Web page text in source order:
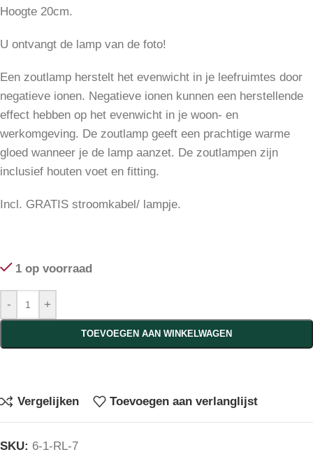
Hoogte 20cm.
U ontvangt de lamp van de foto!
Een zoutlamp herstelt het evenwicht in je leefruimtes door
negatieve ionen. Negatieve ionen kunnen een herstellende
effect hebben op het evenwicht in je woon- en
werkomgeving. De zoutlamp geeft een prachtige warme
gloed wanneer je de lamp aanzet. De zoutlampen zijn
inclusief houten voet en fitting.
Incl. GRATIS stroomkabel/ lampje.
1 op voorraad
- +
TOEVOEGEN AAN WINKELWAGEN
Vergelijken Toevoegen aan verlanglijst
SKU: 6-1-RL-7